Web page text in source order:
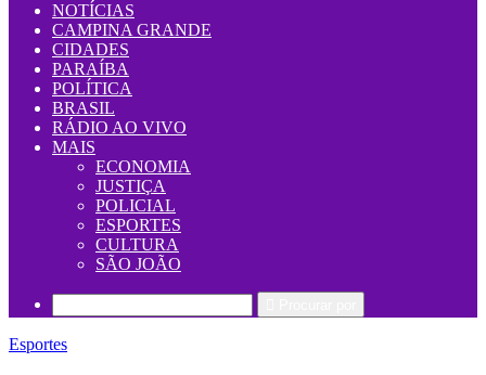
NOTÍCIAS
CAMPINA GRANDE
CIDADES
PARAÍBA
POLÍTICA
BRASIL
RÁDIO AO VIVO
MAIS
ECONOMIA
JUSTIÇA
POLICIAL
ESPORTES
CULTURA
SÃO JOÃO
Esportes